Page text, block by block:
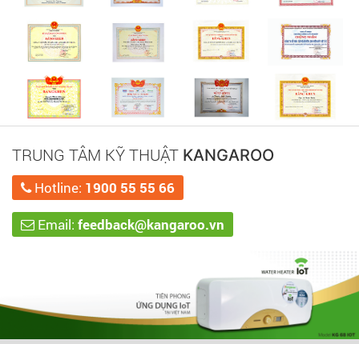
TRUNG TÂM KỸ THUẬT KANGAROO
Hotline: 1900 55 55 66
Email: feedback@kangaroo.vn